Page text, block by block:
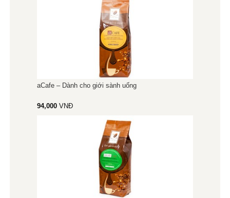
aCafe – Dành cho giới sành uống
94,000 VNĐ